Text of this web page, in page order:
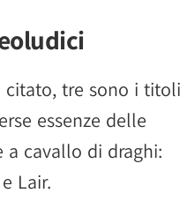
citato, tre sono i titoli
essenze delle
a cavallo di draghi:
Lair.